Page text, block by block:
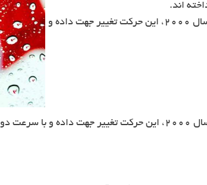
اند.
قطب شمال پیش از این به سمت غرب و خلیج هوستون کانادا حرکت کرده بود اما در سال 2000، این حرکت تغییر جهت داده و
کرد.